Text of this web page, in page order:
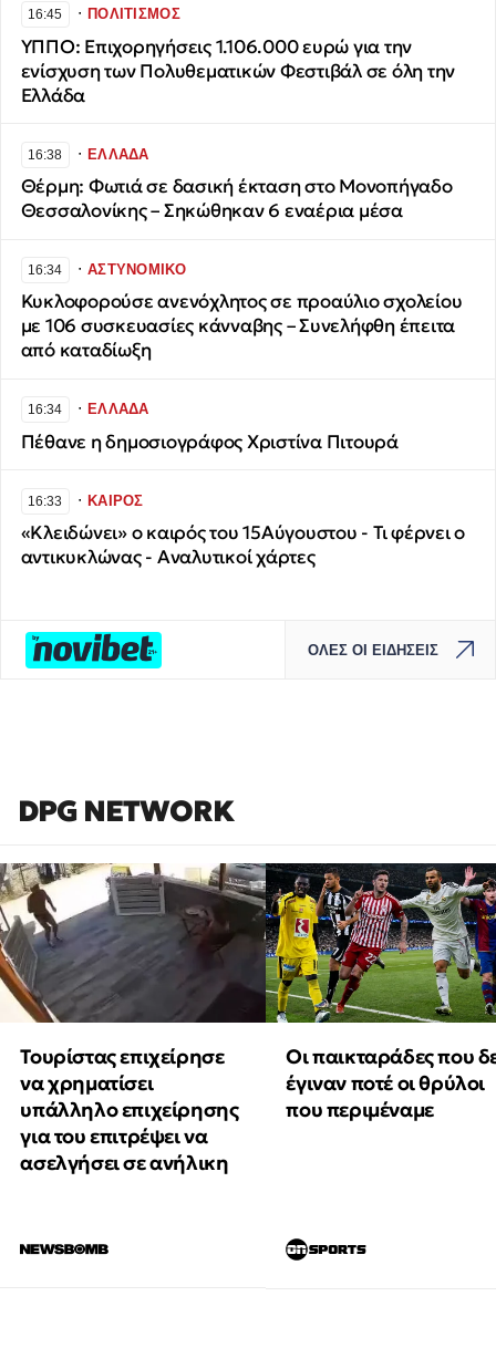
16:45 ∙ΠΟΛΙΤΙΣΜΟΣ
ΥΠΠΟ: Επιχορηγήσεις 1.106.000 ευρώ για την
ενίσχυση των Πολυθεματικών Φεστιβάλ σε όλη την
Ελλάδα
16:38 ∙ΕΛΛΑΔΑ
Θέρμη: Φωτιά σε δασική έκταση στο Μονοπήγαδο
Θεσσαλονίκης – Σηκώθηκαν 6 εναέρια μέσα
16:34 ∙ΑΣΤΥΝΟΜΙΚΟ
Κυκλοφορούσε ανενόχλητος σε προαύλιο σχολείου
με 106 συσκευασίες κάνναβης – Συνελήφθη έπειτα
από καταδίωξη
16:34 ∙ΕΛΛΑΔΑ
Πέθανε η δημοσιογράφος Χριστίνα Πιτουρά
16:33 ∙ΚΑΙΡΟΣ
«Κλειδώνει» ο καιρός του 15Αύγουστου - Τι φέρνει ο
αντικυκλώνας - Αναλυτικοί χάρτες
ΟΛΕΣ ΟΙ ΕΙΔΗΣΕΙΣ
DPG NETWORK
Τουρίστας επιχείρησε
να χρηματίσει
υπάλληλο επιχείρησης
για του επιτρέψει να
ασελγήσει σε ανήλικη
Οι παικταράδες που
έγιναν ποτέ οι θρύλοι
που περιμέναμε